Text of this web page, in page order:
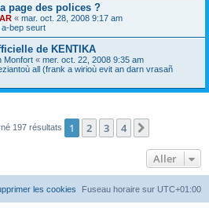
page des polices ?
« mar. oct. 28, 2008 9:17 am
a-bep seurt
de KENTIKA
Monfort « mer. oct. 22, 2008 9:35 am
all (frank a wirioù evit an darn vrasañ
197 résultats 1 2 3 4
Aller
Fuseau horaire sur UTC+01:00
les cookies